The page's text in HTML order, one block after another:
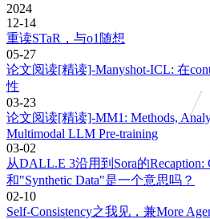
2024
12-14
重读STaR，与o1随想
05-27
论文阅读[精读]-Manyshot-ICL: 在
性
03-23
论文阅读[精读]-MM1: Methods,
Multimodal LLM Pre-training
03-02
从DALL.E 3沿用到Sora的Recaption:
和"Synthetic Data"是一个意思吗？
02-10
Self-Consistency之我见，兼More